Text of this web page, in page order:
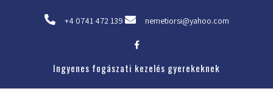
+4 0741 472 139 nemetiorsi@yahoo.com
Ingyenes fogászati kezelés gyerekeknek